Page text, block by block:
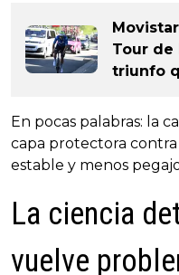
Tour de
triunfo
En pocas palabras: la
capa protectora
estable y menos
La ciencia
vuelve